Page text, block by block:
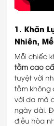
1. Khăn
Nhiên,
Mỗi chiếc
tằm cao
tuyệt vời
tằm không
với da mà
ngày dài.
điều hòa